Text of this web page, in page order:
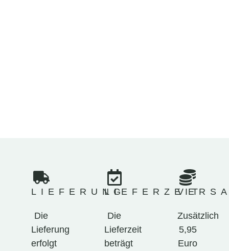
LIEFERUNG
Die
Lieferung
erfolgt
LIEFERZEIT
Die
Lieferzeit
beträgt
Zusätzlich
5,95
Euro